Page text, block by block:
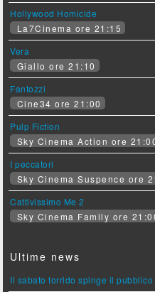
Hollywood Homicide
La7Cinema ore 21:15
Vera
Giallo ore 21:10
Fantozzi
Cine34 ore 21:00
Pulp Fiction
Sky Cinema Action ore
I peccatori
Sky Cinema Suspence ore
Cattivissimo Me 2
Sky Cinema Family ore
Ultime news
Il sabato torrido spinge il